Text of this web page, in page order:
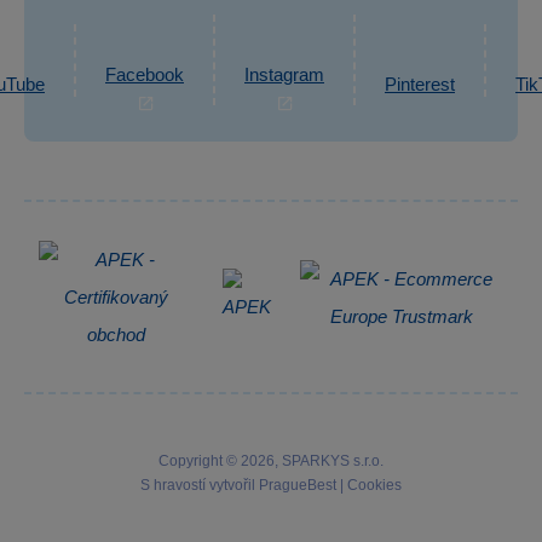
Informace o zpracování osobních údajů
Napsat zprávu
Facebook Instagram Pinterest
Copyright © 2026, SPARKYS s.r.o.
S hravostí vytvořil
PragueBest Cookies